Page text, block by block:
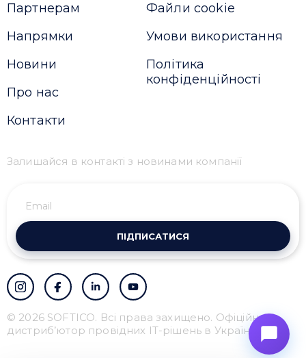
Партнерам
Напрямки
Новини
Про нас
Контакти
Файли cookie
Умови використання
Політика
конфіденційності
Залишайся в контакті з новинами компанії
ПІДПИСАТИСЯ
© 2026 SOFTICO. Всі права захищено. Офіційний
дистриб’ютор провідних IT-рішень в Україні.